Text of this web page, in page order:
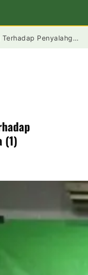
Penyalahgunaan Narkoba (1)
(1)